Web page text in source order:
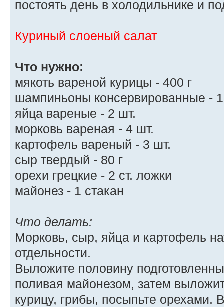
постоять день в холодильнике и
Куриный слоеный салат
Что нужно:
мякоть вареной курицы - 400 г
шампиньоны консервированные -
яйца вареные - 2 шт.
морковь вареная - 4 шт.
картофель вареный - 3 шт.
сыр твердый - 80 г
орехи грецкие - 2 ст. ложки
майонез - 1 стакан
Что делать:
Морковь, сыр, яйца и картофель
отдельности.
Выложите половину
поливая майонезом, затем
курицу, грибы, посыпьте орехами.